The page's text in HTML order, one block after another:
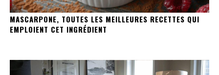
MASCARPONE, TOUTES LES MEILLEURES RECETTES QUI
EMPLOIENT CET INGRÉDIENT